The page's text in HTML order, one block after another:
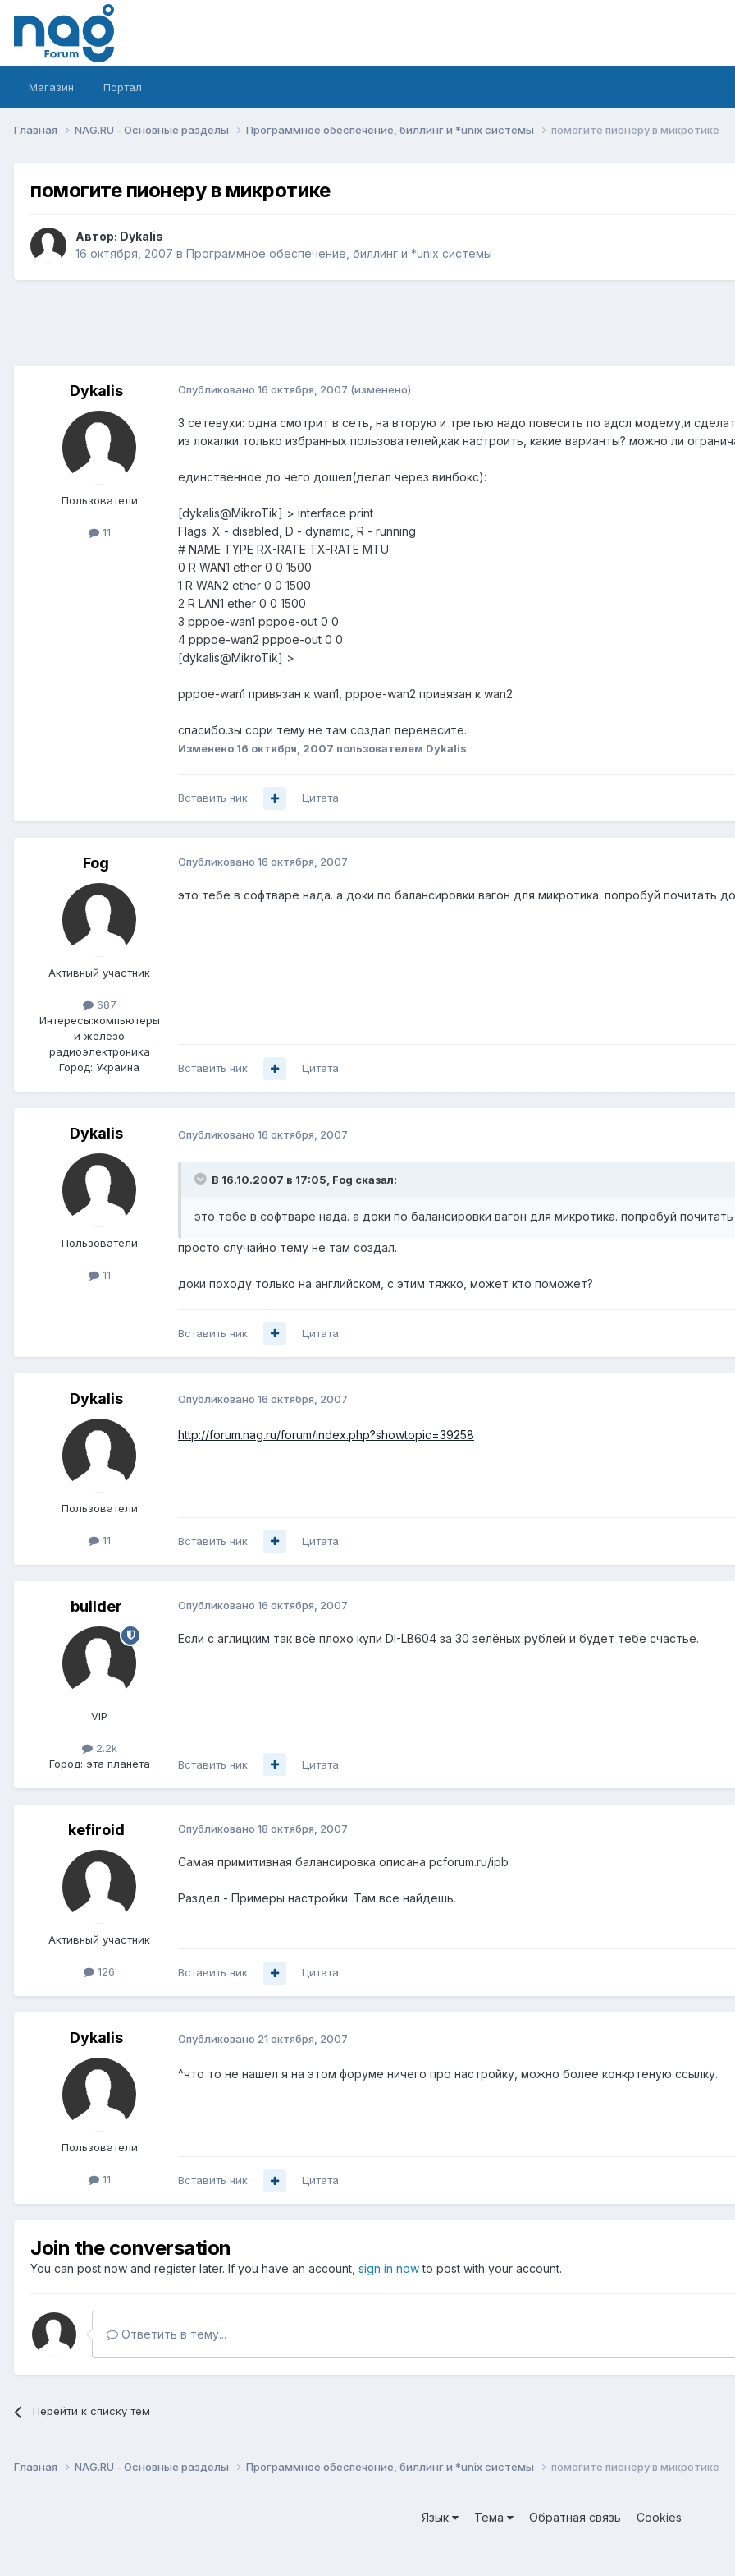
Магазин Портал
Главная NAG.RU - Основные разделы Программное обеспечение, биллинг и *unix системы помогите пионеру в микротике
помогите пионеру в микротике
Автор: Dykalis
16 октября, 2007 в Программное обеспечение, биллинг и *unix системы
Dykalis
Пользователи
11
Опубликовано 16 октября, 2007 (изменено)
3 сетевухи: одна смотрит в сеть, на вторую и третью надо повесить по адсл модему,и
из локалки только избранных пользователей,как настроить, какие варианты? можно ли
единственное до чего дошел(делал через винбокс):
[dykalis@MikroTik] > interface print
Flags: X - disabled, D - dynamic, R - running
# NAME TYPE RX-RATE TX-RATE MTU
0 R WAN1 ether 0 0 1500
1 R WAN2 ether 0 0 1500
2 R LAN1 ether 0 0 1500
3 pppoe-wan1 pppoe-out 0 0
4 pppoe-wan2 pppoe-out 0 0
[dykalis@MikroTik] >
pppoe-wan1 привязан к wan1, pppoe-wan2 привязан к wan2.
спасибо.зы сори тему не там создал перенесите.
Изменено 16 октября, 2007 пользователем Dykalis
Вставить ник Цитата
Fog
Активный участник
687
Интересы:компьютеры
и железо
радиоэлектроника
Город: Украина
Опубликовано 16 октября, 2007
это тебе в софтваре нада. а доки по балансировки вагон для микротика. попробуй почитать
Вставить ник Цитата
Dykalis
Пользователи
11
Опубликовано 16 октября, 2007
В 16.10.2007 в 17:05, Fog сказал:
это тебе в софтваре нада. а доки по балансировки вагон для микротика. попробуй
просто случайно тему не там создал.
доки походу только на английском, с этим тяжко, может кто поможет?
Вставить ник Цитата
Dykalis
Пользователи
11
Опубликовано 16 октября, 2007
http://forum.nag.ru/forum/index.php?showtopic=39258
Вставить ник Цитата
builder
VIP
2.2k
Город: эта планета
Опубликовано 16 октября, 2007
Если с аглицким так всё плохо купи DI-LB604 за 30 зелёных рублей и будет тебе счастье.
Вставить ник Цитата
kefiroid
Активный участник
126
Опубликовано 18 октября, 2007
Самая примитивная балансировка описана pcforum.ru/ipb
Раздел - Примеры настройки. Там все найдешь.
Вставить ник Цитата
Dykalis
Пользователи
11
Опубликовано 21 октября, 2007
^что то не нашел я на этом форуме ничего про настройку, можно более конкртеную ссылку.
Вставить ник Цитата
Join the conversation
You can post now and register later. If you have an account, sign in nowto post with your account.
Ответить в тему...
Перейти к списку тем
Главная NAG.RU - Основные разделы Программное обеспечение, биллинг и *unix системы помогите пионеру в микротике
Язык Тема Обратная связь
Cookies